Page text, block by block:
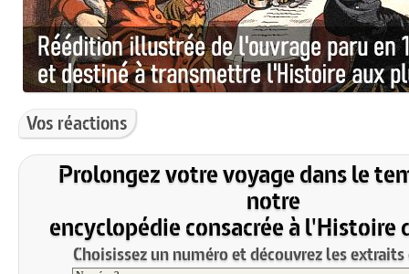
Vos réactions
Prolongez votre voyage dans le
notre
encyclopédie consacrée à l'Histoire
Choisissez un numéro et découvrez les